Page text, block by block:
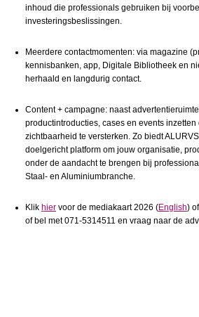
inhoud die professionals gebruiken bij
investeringsbeslissingen.
Meerdere contactmomenten: via magazine
kennisbanken, app, Digitale Bibliotheek en
herhaald en langdurig contact.
Content + campagne: naast
productintroducties, cases en events inzetten
zichtbaarheid te versterken. Zo biedt
doelgericht platform om jouw organisatie,
onder de aandacht te brengen bij
Staal- en Aluminiumbranche.
Klik hier voor de mediakaart 2026 (English)
of bel met 071-5314511 en vraag naar de